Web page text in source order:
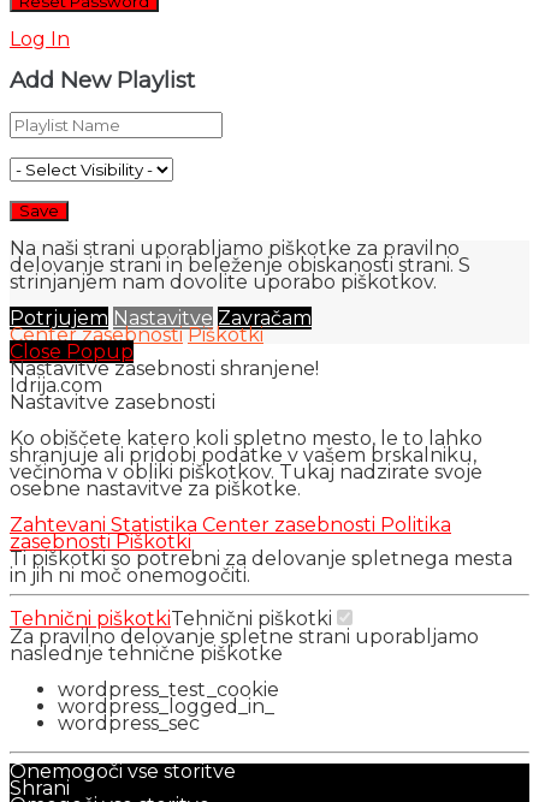
Log In
Add New Playlist
Na naši strani uporabljamo piškotke za pravilno
delovanje strani in beleženje obiskanosti strani. S
strinjanjem nam dovolite uporabo piškotkov.
Potrjujem Nastavitve Zavračam
Center zasebnosti Piškotki
Close Popup
Nastavitve zasebnosti shranjene!
Idrija.com
Nastavitve zasebnosti
Ko obiščete katero koli spletno mesto, le to lahko
shranjuje ali pridobi podatke v vašem brskalniku,
večinoma v obliki piškotkov. Tukaj nadzirate svoje
osebne nastavitve za piškotke.
Zahtevani Statistika Center zasebnosti Politika
zasebnosti Piškotki
Ti piškotki so potrebni za delovanje spletnega mesta
in jih ni moč onemogočiti.
Tehnični piškotkiTehnični piškotki
Za pravilno delovanje spletne strani uporabljamo
naslednje tehnične piškotke
wordpress_test_cookie
wordpress_logged_in_
wordpress_sec
Onemogoči vse storitve
Shrani